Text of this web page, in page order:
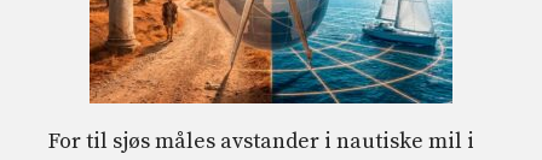
For til sjøs måles avstander i nautiske mil i